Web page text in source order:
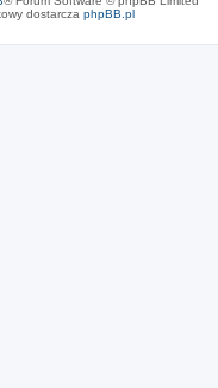
dostarcza phpBB.pl